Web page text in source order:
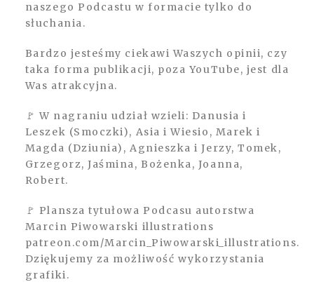
naszego Podcastu w formacie tylko do
słuchania.
Bardzo jesteśmy ciekawi Waszych opinii, czy
taka forma publikacji, poza YouTube, jest dla
Was atrakcyjna.
🚩 W nagraniu udział wzieli: Danusia i
Leszek (Smoczki), Asia i Wiesio, Marek i
Magda (Dziunia), Agnieszka i Jerzy, Tomek,
Grzegorz, Jaśmina, Bożenka, Joanna,
Robert.
🚩 Plansza tytułowa Podcasu autorstwa
Marcin Piwowarski illustrations
patreon.com/Marcin_Piwowarski_illustrations.
Dziękujemy za możliwość wykorzystania
grafiki.